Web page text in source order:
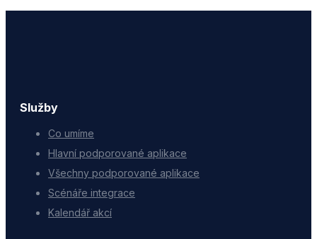
Služby
Co umíme
Hlavní podporované aplikace
Všechny podporované aplikace
Scénáře integrace
Kalendář akcí